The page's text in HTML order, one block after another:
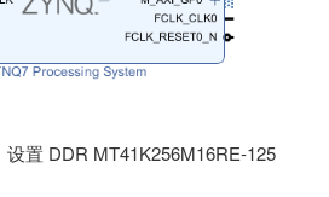
置 DDR MT41K256M16RE-125